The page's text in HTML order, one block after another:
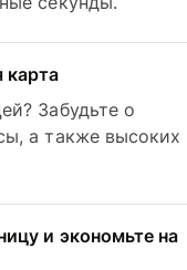
карта
Забудьте о
а также высоких
и экономьте на